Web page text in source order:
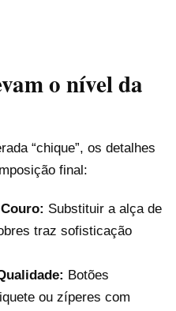
o nível da
“chique”, os detalhes
final:
Substituir a alça de
traz sofisticação
Botões
ou zíperes com